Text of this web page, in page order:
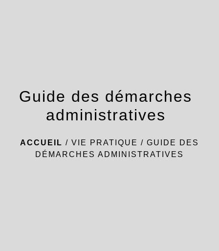
Guide des démarches
administratives
ACCUEIL / VIE PRATIQUE / GUIDE DES
DÉMARCHES ADMINISTRATIVES